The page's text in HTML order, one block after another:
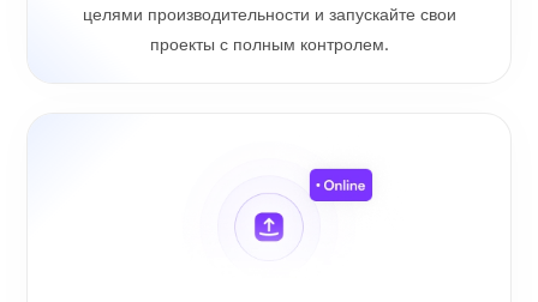
целями производительности и запускайте свои
проекты с полным контролем.